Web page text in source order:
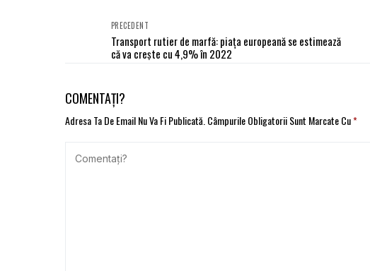
PRECEDENT
Transport rutier de marfă: piața europeană se estimează
că va crește cu 4,9% în 2022
COMENTAȚI?
Adresa Ta De Email Nu Va Fi Publicată. Câmpurile Obligatorii Sunt Marcate Cu*